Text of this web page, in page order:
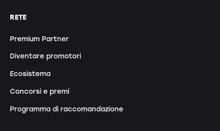
RETE
Premium Partner
Diventare promotori
Ecosistema
Concorsi e premi
Programma di raccomandazione